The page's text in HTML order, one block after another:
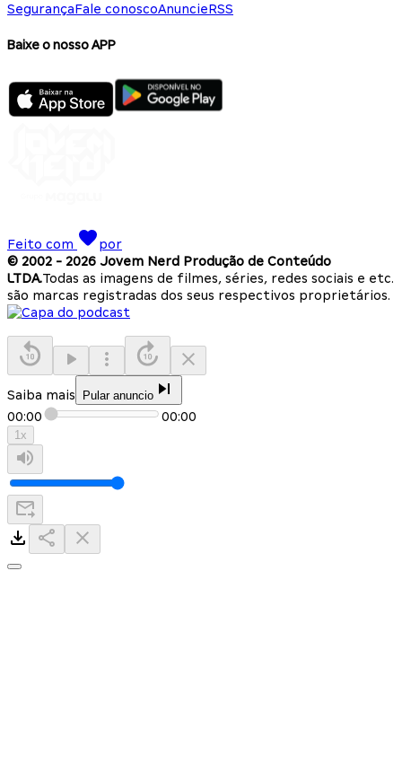
SegurançaFale conoscoAnuncieRSS
Baixe o nosso APP
Feito com
por
© 2002 - 2026 Jovem Nerd Produção de Conteúdo
LTDA.Todas as imagens de filmes, séries, redes sociais e etc.
são marcas registradas dos seus respectivos proprietários.
Saiba mais Pular anuncio
00:00 00:00
1x